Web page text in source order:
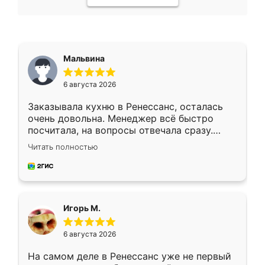
Мальвина
6 августа 2026
Заказывала кухню в Ренессанс, осталась
очень довольна. Менеджер всё быстро
посчитала, на вопросы отвечала сразу.
Замерщик приехал в субботу, подошёл к
делу со всей ответственностью. Собрали
за день, ребята работали аккуратно, даже
Читать полностью
Игорь М.
6 августа 2026
На самом деле в Ренессанс уже не первый